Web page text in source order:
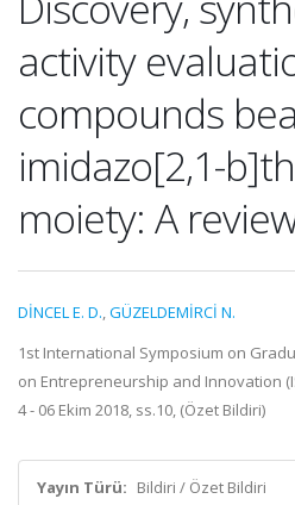
activity
compounds
imidazo[2,1-
moiety: A
DİNCEL E. D.,GÜZELDEMİRCİ N.
1st International Symposium on
on Entrepreneurship and Innovation
4 - 06 Ekim 2018, ss.10, (Özet Bildiri)
Yayın Türü: Bildiri / Özet Bildiri